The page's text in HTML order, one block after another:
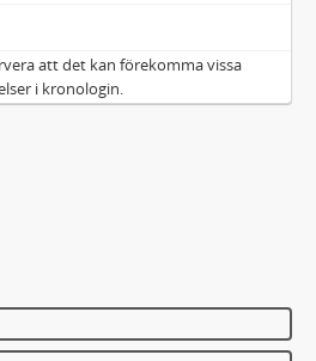
uppställda)
att det kan förekomma vissa
i kronologin.